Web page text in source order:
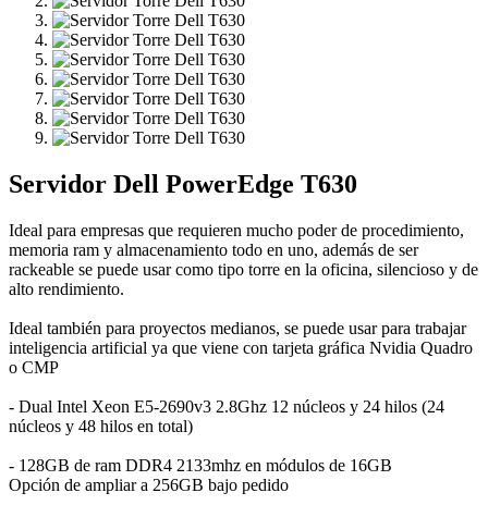
Servidor Dell PowerEdge T630
Ideal para empresas que requieren mucho poder de procedimiento,
memoria ram y almacenamiento todo en uno, además de ser
rackeable se puede usar como tipo torre en la oficina, silencioso y de
alto rendimiento.
Ideal también para proyectos medianos, se puede usar para trabajar
inteligencia artificial ya que viene con tarjeta gráfica Nvidia Quadro
o CMP
- Dual Intel Xeon E5-2690v3 2.8Ghz 12 núcleos y 24 hilos (24
núcleos y 48 hilos en total)
- 128GB de ram DDR4 2133mhz en módulos de 16GB
Opción de ampliar a 256GB bajo pedido